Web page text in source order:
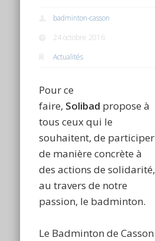
badminton-casson
24 octobre 2016
Actualités
Pour ce
faire, Solibad propose à
tous ceux qui le
souhaitent, de participer
de manière concrète à
des actions de solidarité,
au travers de notre
passion, le badminton.
Le Badminton de Casson